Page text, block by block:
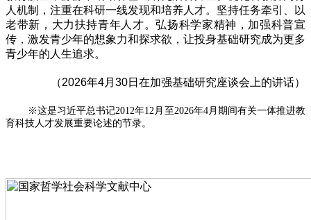
人机制，注重在科研一线发现和培养人才。坚持任务牵引、以
老带新，大力扶持青年人才。弘扬科学家精神，加强科普宣
传，激发青少年的想象力和探求欲，让投身基础研究成为更多
青少年的人生追求。
（2026年4月30日在加强基础研究座谈会上的讲话）
※这是习近平总书记2012年12月至2026年4月期间有关一体推进教
育科技人才发展重要论述的节录。